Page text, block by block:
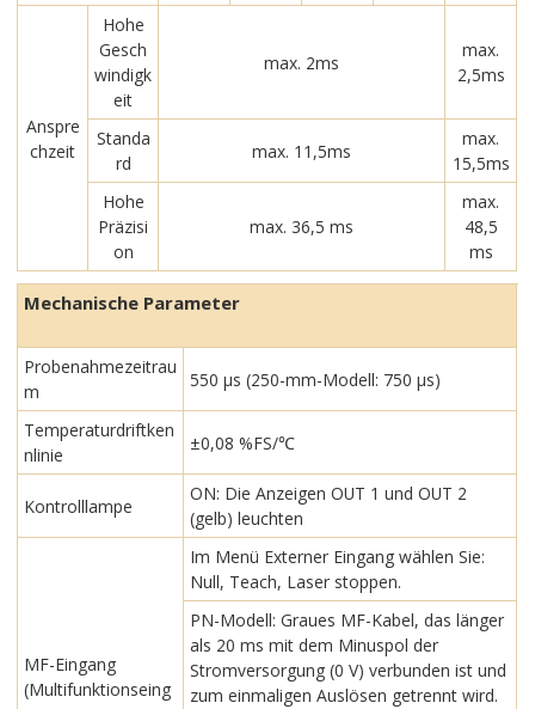
Anspre
chzeit
Hohe
Gesch
windigk
eit
max. 2ms
max.
2,5ms
Standa
rd
max. 11,5ms
max.
15,5ms
Hohe
Präzisi
on
max. 36,5 ms
max.
48,5
ms
Mechanische Parameter
Probenahmezeitrau
m
550 μs (250-mm-Modell: 750 μs)
Temperaturdriftken
nlinie
±0,08 %FS/℃
Kontrolllampe
ON: Die Anzeigen OUT 1 und OUT 2
(gelb) leuchten
MF-Eingang
(Multifunktionseing
Im Menü Externer Eingang wählen Sie:
Null, Teach, Laser stoppen.
PN-Modell: Graues MF-Kabel, das länger
als 20 ms mit dem Minuspol der
Stromversorgung (0 V) verbunden ist und
zum einmaligen Auslösen getrennt wird.